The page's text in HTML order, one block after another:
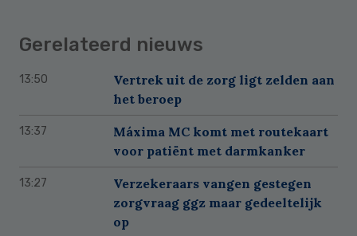
Gerelateerd nieuws
13:50
Vertrek uit de zorg ligt zelden aan
het beroep
13:37
Máxima MC komt met routekaart
voor patiënt met darmkanker
13:27
Verzekeraars vangen gestegen
zorgvraag ggz maar gedeeltelijk
op